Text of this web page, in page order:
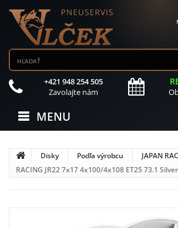
+421 948 254 505
Zavolajte nám
MENU
Disky Podľa výrobcu JAPAN
RACING JR22 7x17 4x100/4x108 ET25 73.1 Silver